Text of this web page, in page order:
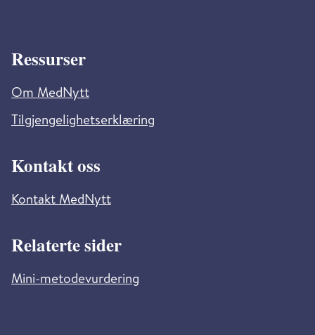
Ressurser
Om MedNytt
Tilgjengelighetserklæring
Kontakt oss
Kontakt MedNytt
Relaterte sider
Mini-metodevurdering